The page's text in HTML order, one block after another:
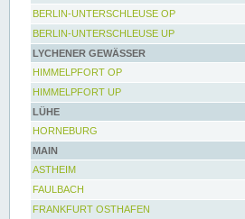
BERLIN-UNTERSCHLEUSE OP
BERLIN-UNTERSCHLEUSE UP
LYCHENER GEWÄSSER
HIMMELPFORT OP
HIMMELPFORT UP
LÜHE
HORNEBURG
MAIN
ASTHEIM
FAULBACH
FRANKFURT OSTHAFEN